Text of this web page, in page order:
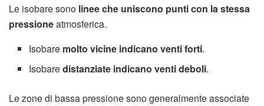
Le isobare sono linee che uniscono punti con la stessa
pressioneatmosferica.
Isobare molto vicine indicano venti forti.
Isobaredistanziate indicano venti deboli.
Le zone di bassa pressione sono generalmente associate